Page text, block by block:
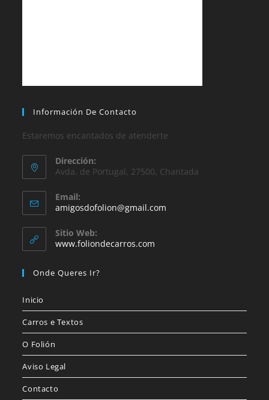
Información De Contacto
Estaremos encantados de atenderte
Dirección:
Avda. de Portugal, 27500, Chantada
Email:
amigosdofolion@gmail.com
Sitio Web:
www.foliondecarros.com
Onde Queres Ir?
Inicio
Carros e Textos
O Folión
Aviso Legal
Contacto